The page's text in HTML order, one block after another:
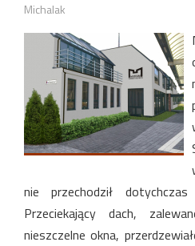
Michalak
nie przechodził
Przeciekający dach,
nieszczelne okna,